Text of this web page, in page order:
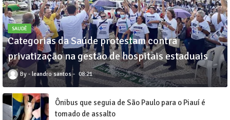
SAUDÊ
Categorias da Saúde protestam contra
privatização na gestão de hospitais estaduais
leandro santos 08:21
Ônibus que seguia de São Paulo para o Piauí é
tomado de assalto